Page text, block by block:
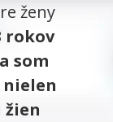
ženy
rokov
som
žien